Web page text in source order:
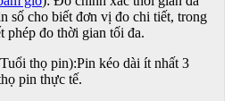
số cho biết đơn vị đo chi tiết, trong
phép đo thời gian tối đa.
thọ pin):Pin kéo dài ít nhất 3
pin thực tế.